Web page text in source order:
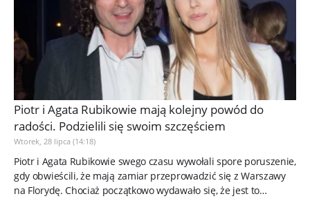
Piotr i Agata Rubikowie mają kolejny powód do
radości. Podzielili się swoim szczęściem
Wtorek, 28 lipca (14:18)
Piotr i Agata Rubikowie swego czasu wywołali spore poruszenie,
gdy obwieścili, że mają zamiar przeprowadzić się z Warszawy
na Florydę. Chociaż początkowo wydawało się, że jest to